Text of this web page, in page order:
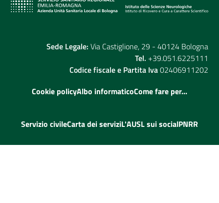
Sede Legale: Via Castiglione, 29 - 40124 Bologna
Tel. +39.051.6225111
Codice fiscale e Partita Iva02406911202
Cookie policyAlbo informaticoCome fare per...
Servizio civileCarta dei serviziL'AUSL sui socialPNRR